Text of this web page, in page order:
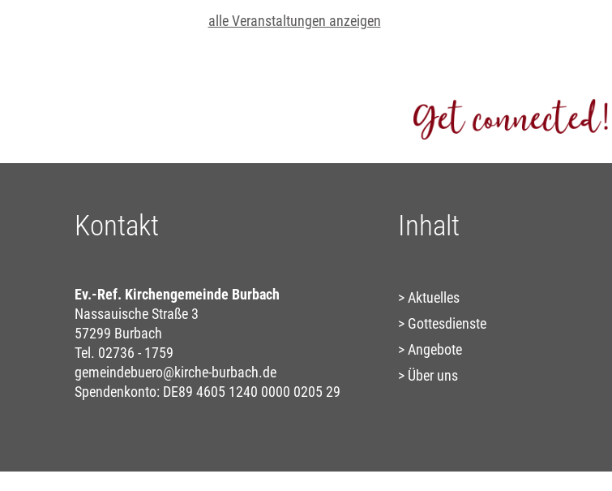
alle Veranstaltungen anzeigen
Kontakt
Ev.-Ref. Kirchengemeinde Burbach
Nassauische Straße 3
57299 Burbach
Tel. 02736 - 1759
gemeindebuero@kirche-burbach.de
Spendenkonto: DE89 4605 1240 0000 0205 29
Inhalt
Aktuelles
Gottesdienste
Angebote
Über uns